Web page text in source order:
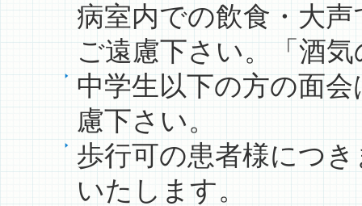
病室内での飲食・大
ご遠慮下さい。「酒
中学生以下の方の面
慮下さい。
歩行可の患者様につ
いたします。